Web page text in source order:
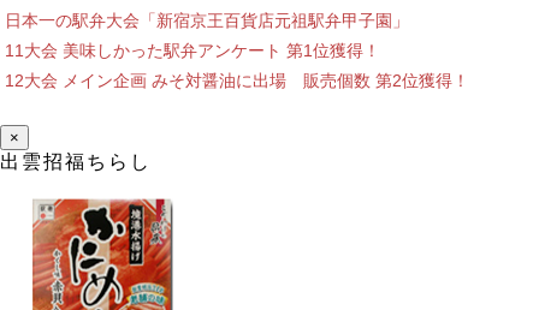
日本一の駅弁大会「新宿京王百貨店元祖駅弁甲子園」
11大会 美味しかった駅弁アンケート 第1位獲得！
12大会 メイン企画 みそ対醤油に出場 販売個数 第2位獲得！
×
出雲招福ちらし